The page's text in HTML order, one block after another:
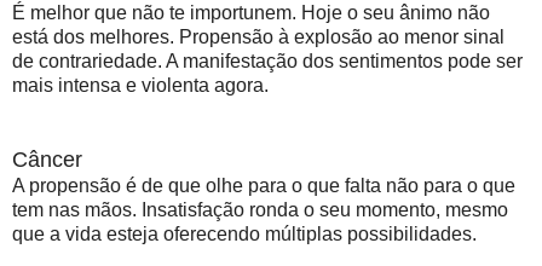
É melhor que não te importunem. Hoje o seu ânimo não
está dos melhores. Propensão à explosão ao menor sinal
de contrariedade. A manifestação dos sentimentos pode ser
mais intensa e violenta agora.
Câncer
A propensão é de que olhe para o que falta não para o que
tem nas mãos. Insatisfação ronda o seu momento, mesmo
que a vida esteja oferecendo múltiplas possibilidades.